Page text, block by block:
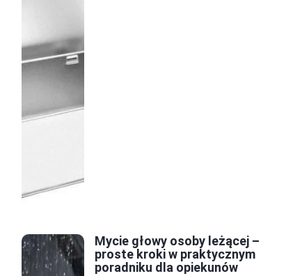
Mycie głowy osoby leżącej –
proste kroki w praktycznym
poradniku dla opiekunów